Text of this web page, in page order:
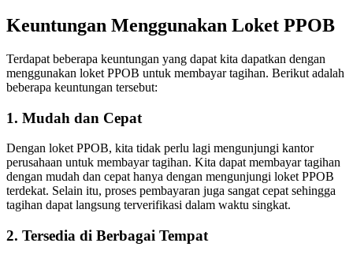
Keuntungan Menggunakan Loket PPOB
Terdapat beberapa keuntungan yang dapat kita dapatkan dengan
menggunakan loket PPOB untuk membayar tagihan. Berikut adalah
beberapa keuntungan tersebut:
1. Mudah dan Cepat
Dengan loket PPOB, kita tidak perlu lagi mengunjungi kantor
perusahaan untuk membayar tagihan. Kita dapat membayar tagihan
dengan mudah dan cepat hanya dengan mengunjungi loket PPOB
terdekat. Selain itu, proses pembayaran juga sangat cepat sehingga
tagihan dapat langsung terverifikasi dalam waktu singkat.
2. Tersedia di Berbagai Tempat